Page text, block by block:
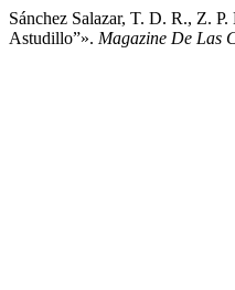
Sánchez Salazar, T. D. R., Z.
Astudillo”». Magazine De Las